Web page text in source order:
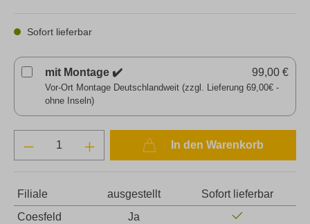
Sofort lieferbar
mit Montage ✔️
Vor-Ort Montage Deutschlandweit (zzgl. Lieferung 69,00€ -
ohne Inseln)
99,00 €
In den Warenkorb
Filiale ausgestellt
Sofort lieferbar
Coesfeld
Ja